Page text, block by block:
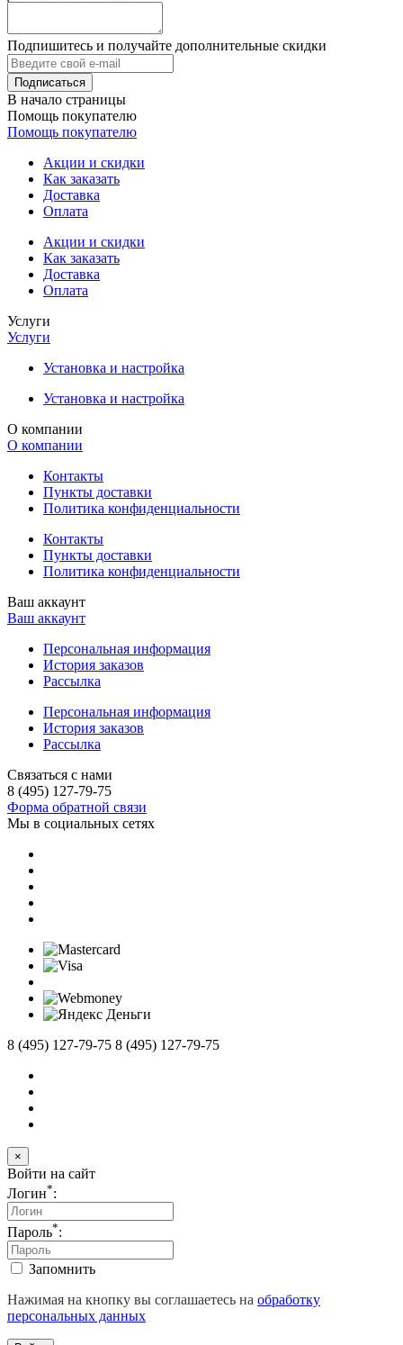
Подпишитесь и получайте дополнительные скидки
В начало страницы
Помощь покупателю
Помощь покупателю
Акции и скидки
Как заказать
Доставка
Оплата
Акции и скидки
Как заказать
Доставка
Оплата
Услуги
Услуги
Установка и настройка
Установка и настройка
О компании
О компании
Контакты
Пункты доставки
Политика конфиденциальности
Контакты
Пункты доставки
Политика конфиденциальности
Ваш аккаунт
Ваш аккаунт
Персональная информация
История заказов
Рассылка
Персональная информация
История заказов
Рассылка
Связаться с нами
8 (495) 127-79-75
Форма обратной связи
Мы в социальных сетях
8 (495) 127-79-75 8 (495) 127-79-75
×
Войти на сайт
Логин*:
Пароль*:
Запомнить
Нажимая на кнопку вы соглашаетесь на обработку
персональных данных